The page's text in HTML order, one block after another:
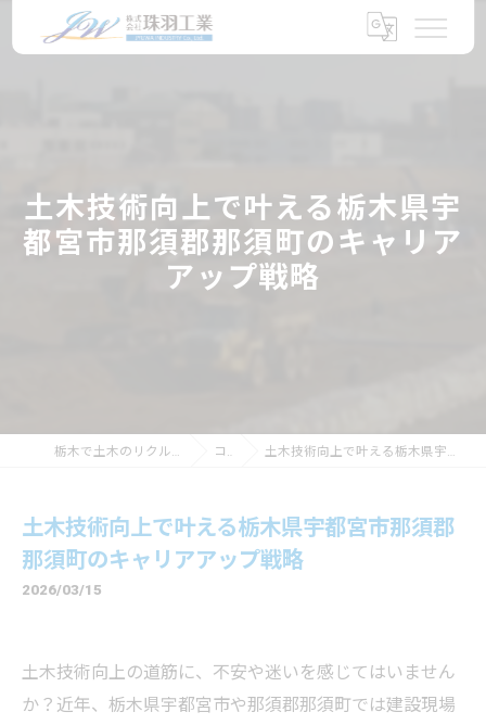
土木技術向上で叶える栃木県宇
都宮市那須郡那須町のキャリア
アップ戦略
栃木で土木のリクルートなら株式会社珠羽工業 コラム 土木技術向上で叶える栃木県宇都宮市那須郡那須町のキャリアアップ戦略
土木技術向上で叶える栃木県宇都宮市那須郡
那須町のキャリアアップ戦略
2026/03/15
土木技術向上の道筋に、不安や迷いを感じてはいません
か？近年、栃木県宇都宮市や那須郡那須町では建設現場